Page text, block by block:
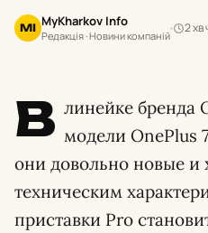
MI MyKharkov Info
Редакція · Новини компаній
2 хв
В линейке бренда
модели OnePlus
они довольно новые и
техническим
приставки Pro